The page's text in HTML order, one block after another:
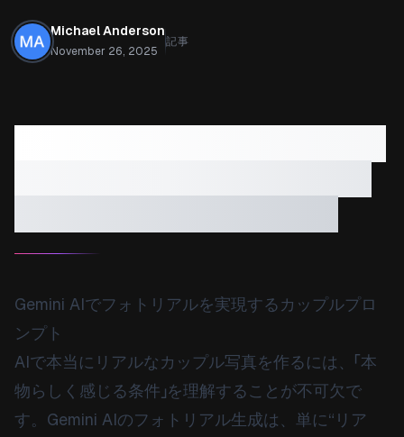
Michael Anderson
November 26, 2025
記事
Gemini AIでフォトリアルを実現するカップルプロ
ンプト
AIで本当にリアルなカップル写真を作るには、「本
物らしく感じる条件」を理解することが不可欠で
す。Gemini AIのフォトリアル生成は、単に“リア